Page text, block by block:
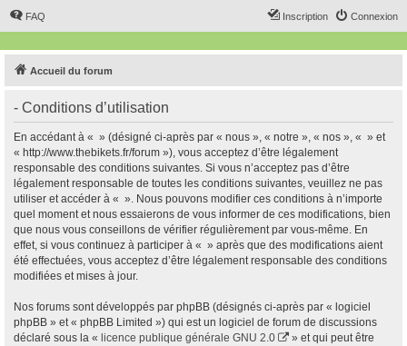
FAQ Connexion
Inscription
Accueil du forum
- Conditions d’utilisation
En accédant à « » (désigné ci-après par « nous », « notre », « nos », « » et
« http://www.thebikets.fr/forum »), vous acceptez d’être légalement
responsable des conditions suivantes. Si vous n’acceptez pas d’être
légalement responsable de toutes les conditions suivantes, veuillez ne pas
utiliser et accéder à « ». Nous pouvons modifier ces conditions à n’importe
quel moment et nous essaierons de vous informer de ces modifications, bien
que nous vous conseillons de vérifier régulièrement par vous-même. En
effet, si vous continuez à participer à « » après que des modifications aient
été effectuées, vous acceptez d’être légalement responsable des conditions
modifiées et mises à jour.
Nos forums sont développés par phpBB (désignés ci-après par « logiciel
phpBB » et « phpBB Limited ») qui est un logiciel de forum de discussions
déclaré sous la « licence publique générale GNU 2.0
» et qui peut être